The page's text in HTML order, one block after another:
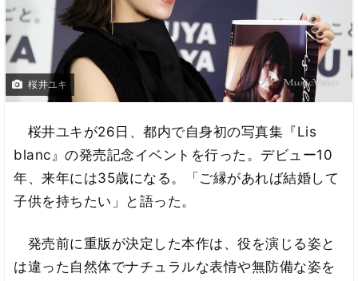
桜井ユキ
桜井ユキが26日、都内で自身初の写真集『Lis
blanc』の発売記念イベントを行った。デビュー10
年、来年には35歳になる。「ご縁があれば結婚して
子供を持ちたい」と語った。
発売前に重版が決定した本作は、役を演じる姿と
は違った自然体でナチュラルな表情や無防備な姿を